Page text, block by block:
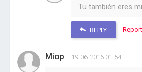
Tu también eres
REPLY Report
Miop 19-06-2016 01:54